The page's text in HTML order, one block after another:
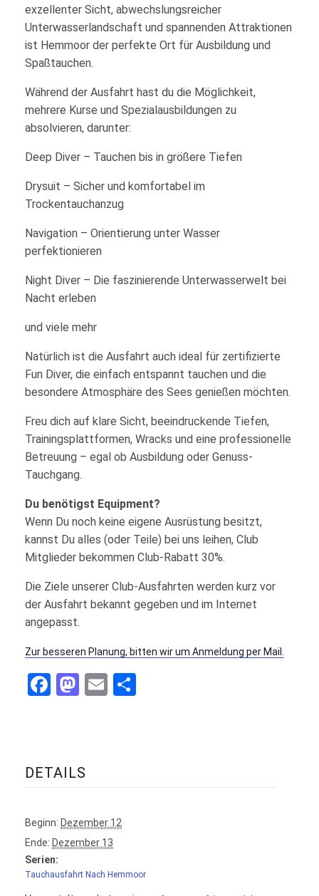
exzellenter Sicht, abwechslungsreicher
Unterwasserlandschaft und spannenden Attraktionen
ist Hemmoor der perfekte Ort für Ausbildung und
Spaßtauchen.
Während der Ausfahrt hast du die Möglichkeit,
mehrere Kurse und Spezialausbildungen zu
absolvieren, darunter:
Deep Diver – Tauchen bis in größere Tiefen
Drysuit – Sicher und komfortabel im
Trockentauchanzug
Navigation – Orientierung unter Wasser
perfektionieren
Night Diver – Die faszinierende Unterwasserwelt bei
Nacht erleben
und viele mehr
Natürlich ist die Ausfahrt auch ideal für zertifizierte
Fun Diver, die einfach entspannt tauchen und die
besondere Atmosphäre des Sees genießen möchten.
Freu dich auf klare Sicht, beeindruckende Tiefen,
Trainingsplattformen, Wracks und eine professionelle
Betreuung – egal ob Ausbildung oder Genuss-
Tauchgang.
Du benötigst Equipment?
Wenn Du noch keine eigene Ausrüstung besitzt,
kannst Du alles (oder Teile) bei uns leihen, Club
Mitglieder bekommen Club-Rabatt 30%.
Die Ziele unserer Club-Ausfahrten werden kurz vor
der Ausfahrt bekannt gegeben und im Internet
angepasst.
Zur besseren Planung, bitten wir um Anmeldung per Mail.
Facebook
Mastodon
Email
DETAILS
Beginn: Dezember 12
Ende: Dezember 13
Serien:
Tauchausfahrt Nach Hemmoor